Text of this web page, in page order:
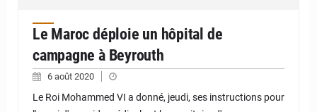
Le Maroc déploie un hôpital de
campagne à Beyrouth
6 août 2020
Le Roi Mohammed VI a donné, jeudi, ses instructions pour